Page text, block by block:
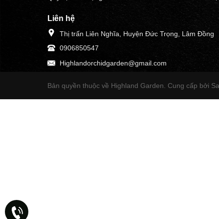
Liên hệ
Thị trấn Liên Nghĩa, Huyện Đức Trọng, Lâm Đồng
0906850547
Highlandorchidgarden@gmail.com
Bản quyền thuộc về Highland Garden. Cung cấp bởi